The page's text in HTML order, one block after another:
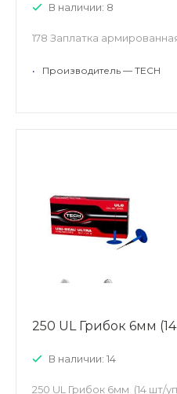
В наличии: 8
178 Заплатка
• Производитель — TECH
250 UL Грибок 6мм
В наличии: 14
250 UL Грибок 6мм (14 шт/